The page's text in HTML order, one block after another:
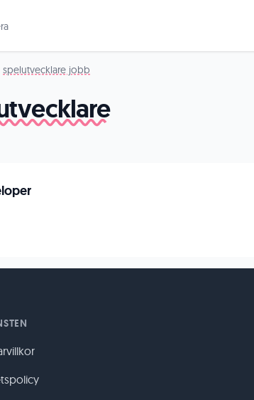
spelutvecklare jobb